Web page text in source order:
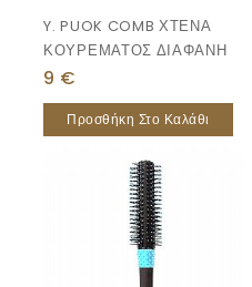
Y. PUOK COMB ΧΤΕΝΑ
ΚΟΥΡΕΜΑΤΟΣ ΔΙΑΦΑΝΗ
9 €
Προσθήκη Στο Καλάθι